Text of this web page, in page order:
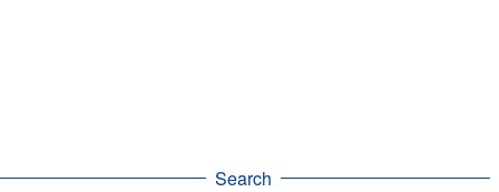
Search